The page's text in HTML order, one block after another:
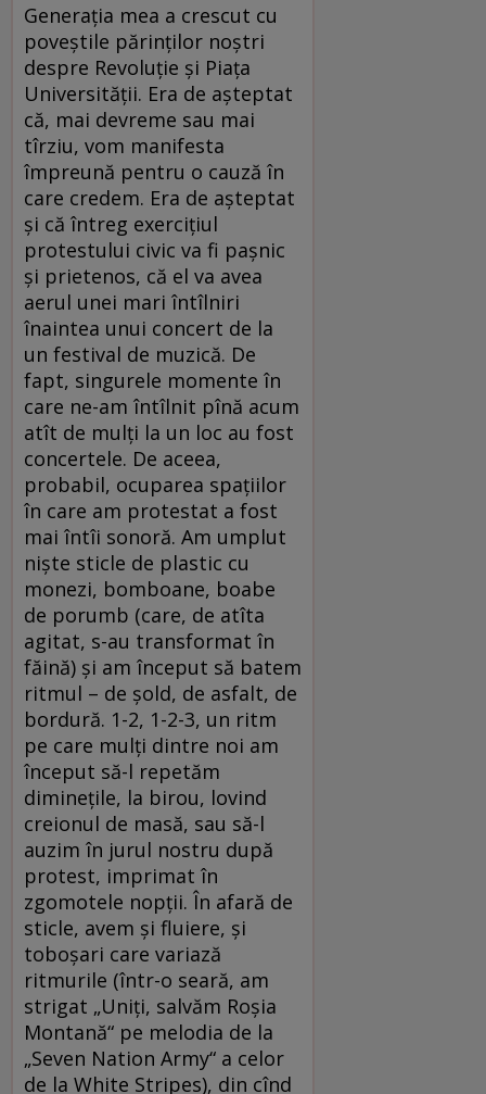
Generaţia mea a crescut cu
poveştile părinţilor noştri
despre Revoluţie şi Piaţa
Universităţii. Era de aşteptat
că, mai devreme sau mai
tîrziu, vom manifesta
împreună pentru o cauză în
care credem. Era de aşteptat
şi că întreg exerciţiul
protestului civic va fi paşnic
şi prietenos, că el va avea
aerul unei mari întîlniri
înaintea unui concert de la
un festival de muzică. De
fapt, singurele momente în
care ne-am întîlnit pînă acum
atît de mulţi la un loc au fost
concertele. De aceea,
probabil, ocuparea spaţiilor
în care am protestat a fost
mai întîi sonoră. Am umplut
nişte sticle de plastic cu
monezi, bomboane, boabe
de porumb (care, de atîta
agitat, s-au transformat în
făină) şi am început să batem
ritmul – de şold, de asfalt, de
bordură. 1-2, 1-2-3, un ritm
pe care mulţi dintre noi am
început să-l repetăm
dimineţile, la birou, lovind
creionul de masă, sau să-l
auzim în jurul nostru după
protest, imprimat în
zgomotele nopţii. În afară de
sticle, avem şi fluiere, şi
toboşari care variază
ritmurile (într-o seară, am
strigat „Uniţi, salvăm Roşia
Montană“ pe melodia de la
„Seven Nation Army“ a celor
de la White Stripes), din cînd